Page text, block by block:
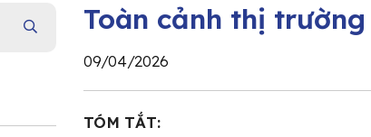
Toàn cảnh thị
09/04/2026
TÓM TẮT: